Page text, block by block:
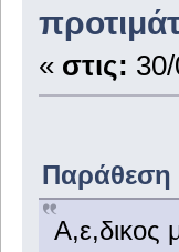
« στις:
Παράθεση
Α,ε,δικος